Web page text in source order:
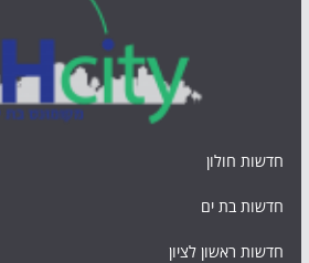
חדשות חולון
חדשות בת ים
חדשות ראשון לציון